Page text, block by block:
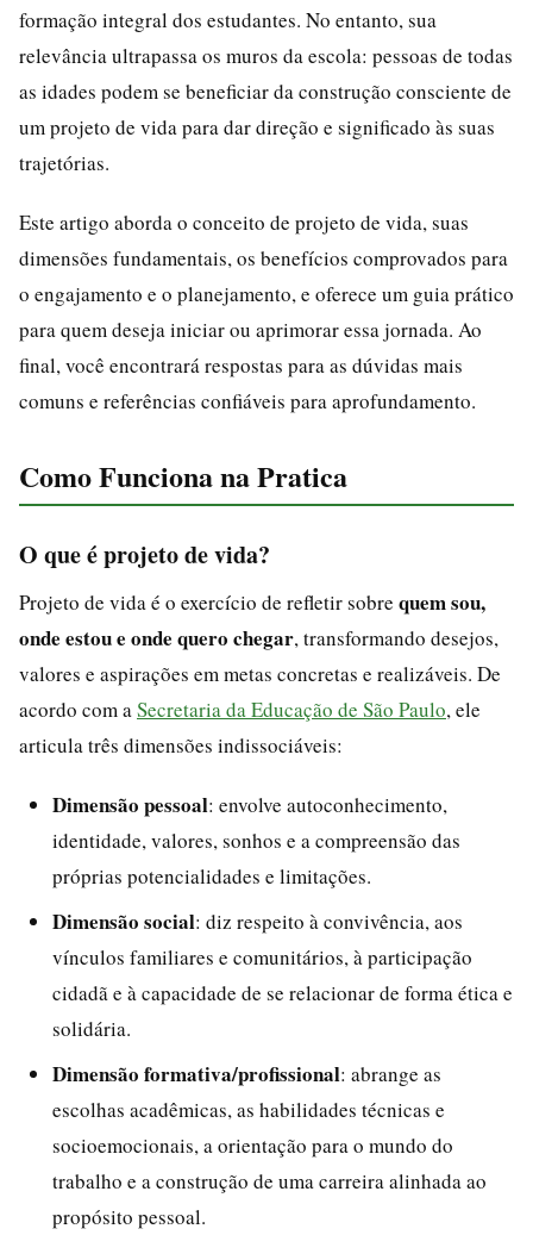
formação integral dos estudantes. No entanto, sua
relevância ultrapassa os muros da escola: pessoas de todas
as idades podem se beneficiar da construção consciente de
um projeto de vida para dar direção e significado às suas
trajetórias.
Este artigo aborda o conceito de projeto de vida, suas
dimensões fundamentais, os benefícios comprovados para
o engajamento e o planejamento, e oferece um guia prático
para quem deseja iniciar ou aprimorar essa jornada. Ao
final, você encontrará respostas para as dúvidas mais
comuns e referências confiáveis para aprofundamento.
Como Funciona na Pratica
O que é projeto de vida?
Projeto de vida é o exercício de refletir sobre quem sou,
onde estou e onde quero chegar, transformando desejos,
valores e aspirações em metas concretas e realizáveis. De
acordo com a Secretaria da Educação de São Paulo, ele
articula três dimensões indissociáveis:
Dimensão pessoal: envolve autoconhecimento,
identidade, valores, sonhos e a compreensão das
próprias potencialidades e limitações.
Dimensão social: diz respeito à convivência, aos
vínculos familiares e comunitários, à participação
cidadã e à capacidade de se relacionar de forma ética e
solidária.
Dimensão formativa/profissional: abrange as
escolhas acadêmicas, as habilidades técnicas e
socioemocionais, a orientação para o mundo do
trabalho e a construção de uma carreira alinhada ao
propósito pessoal.